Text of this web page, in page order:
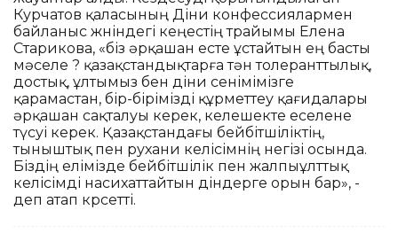
Курчатов қаласының Діни конфессиялармен
байланыс жөніндегі кеңестің төрайымы Елена
Старикова, «біз әрқашан есте ұстайтын ең басты
мәселе ? қазақстандықтарға тән толеранттылық,
достық, ұлтымыз бен діни сенімімізге
қарамастан, бір-бірімізді құрметтеу қағидалары
әрқашан сақталуы керек, келешекте еселене
түсуі керек. Қазақстандағы бейбітшіліктің,
тыныштық пен рухани келісімнің негізі осында.
Біздің елімізде бейбітшілік пен жалпыұлттық
келісімді насихаттайтын діндерге орын бар», -
деп атап көрсетті.